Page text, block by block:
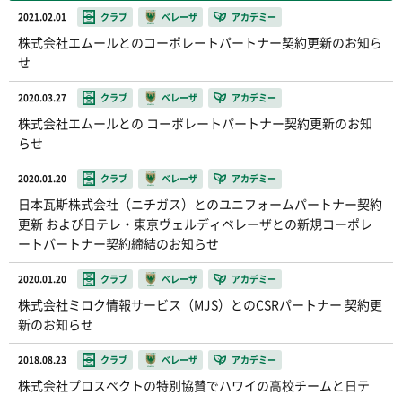
2021.02.01 クラブ ベレーザ アカデミー
株式会社エムールとのコーポレートパートナー契約更新のお知ら
せ
2020.03.27 クラブ ベレーザ アカデミー
株式会社エムールとの コーポレートパートナー契約更新のお知
らせ
2020.01.20 クラブ ベレーザ アカデミー
日本瓦斯株式会社（ニチガス）とのユニフォームパートナー契約
更新 および日テレ・東京ヴェルディベレーザとの新規コーポレ
ートパートナー契約締結のお知らせ
2020.01.20 クラブ ベレーザ アカデミー
株式会社ミロク情報サービス（MJS）とのCSRパートナー 契約更
新のお知らせ
2018.08.23 クラブ ベレーザ アカデミー
株式会社プロスペクトの特別協賛でハワイの高校チームと日テ